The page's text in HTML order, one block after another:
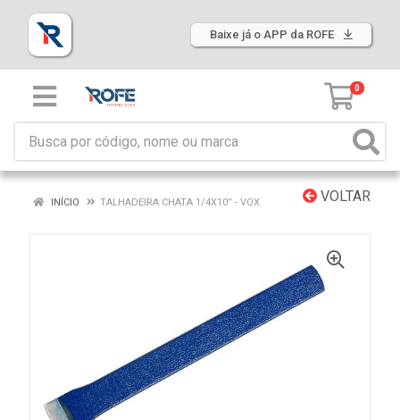
Baixe já o APP da ROFE
0
VOLTAR
INÍCIO TALHADEIRA CHATA 1/4X10” - VOX